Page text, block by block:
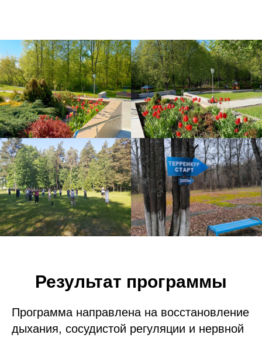
Результат программы
Программа направлена на восстановление
дыхания, сосудистой регуляции и нервной